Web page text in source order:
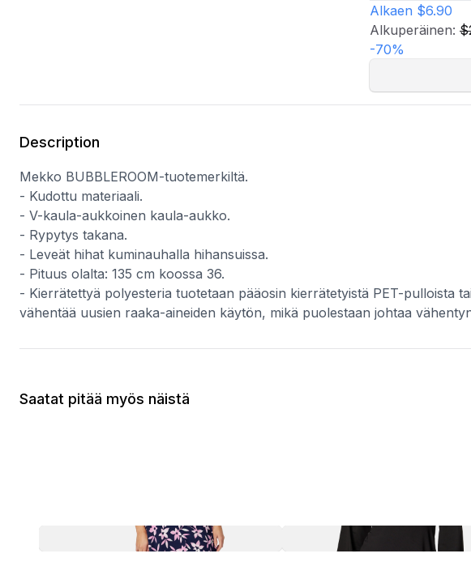
- Kierrätettyä
olemassa olevia
kemikaalien
Alkaen $6.90
Alkuperäinen:
-70%
Description
Mekko BUBBLEROOM-tuotemerkiltä.
- Kudottu materiaali.
- V-kaula-aukkoinen kaula-aukko.
- Rypytys takana.
- Leveät hihat kuminauhalla hihansuissa.
- Pituus olalta: 135 cm koossa 36.
- Kierrätettyä polyesteria tuotetaan pääosin kierrätetyistä PET-pulloista
vähentää uusien raaka-aineiden käytön, mikä puolestaan johtaa
Saatat pitää myös näistä